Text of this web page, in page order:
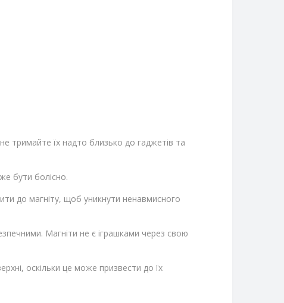
тримайте їх надто близько до гаджетів та
бути болісно.
до магніту, щоб уникнути ненавмисного
Магніти не є іграшками через свою
оскільки це може призвести до їх